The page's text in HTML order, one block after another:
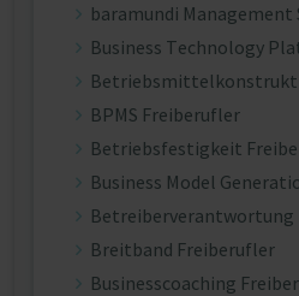
baramundi
Business Technology
BPMS Freiberufler
Betriebsfestigkeit
Business Model
Betreiberverantwortung
Breitband Freiberufler
Businesscoaching